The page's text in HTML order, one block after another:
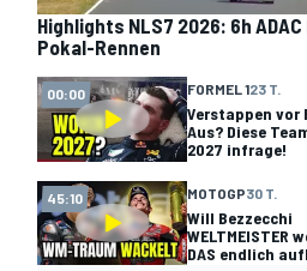
Highlights NLS7 2026: 6h
Pokal-Rennen
00:00 FORMEL 123 T.
Verstappen vor
Aus? Diese
2027 infrage!
45:10 MOTOGP30 T.
Will Bezzecchi
WELTMEISTER
DAS endlich